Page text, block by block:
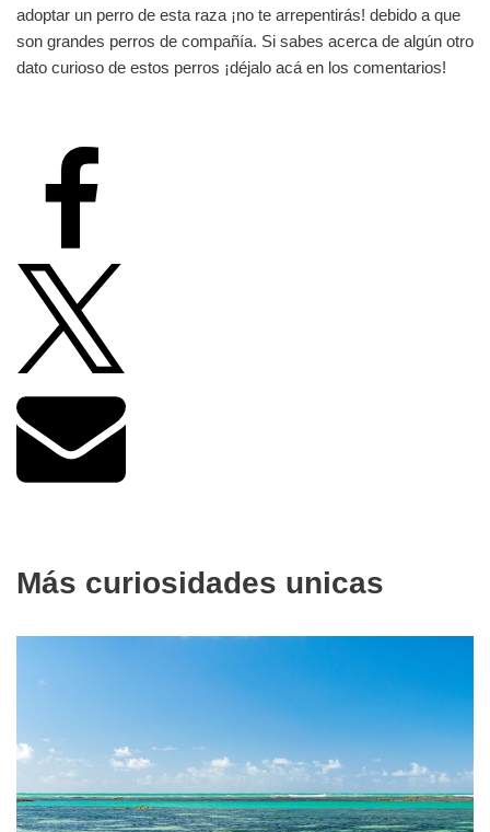
adoptar un perro de esta raza ¡no te arrepentirás! debido a que
son grandes perros de compañía. Si sabes acerca de algún otro
dato curioso de estos perros ¡déjalo acá en los comentarios!
Más curiosidades unicas